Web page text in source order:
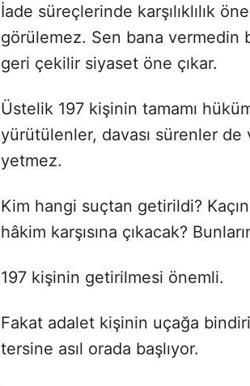
İade süreçlerinde karşılıklılık
görülemez. Sen bana vermedin
geri çekilir siyaset öne çıkar.
Üstelik 197 kişinin tamamı
yürütülenler, davası sürenler de
yetmez.
Kim hangi suçtan getirildi?
hâkim karşısına çıkacak?
197 kişinin getirilmesi önemli.
Fakat adalet kişinin uçağa
tersine asıl orada başlıyor.